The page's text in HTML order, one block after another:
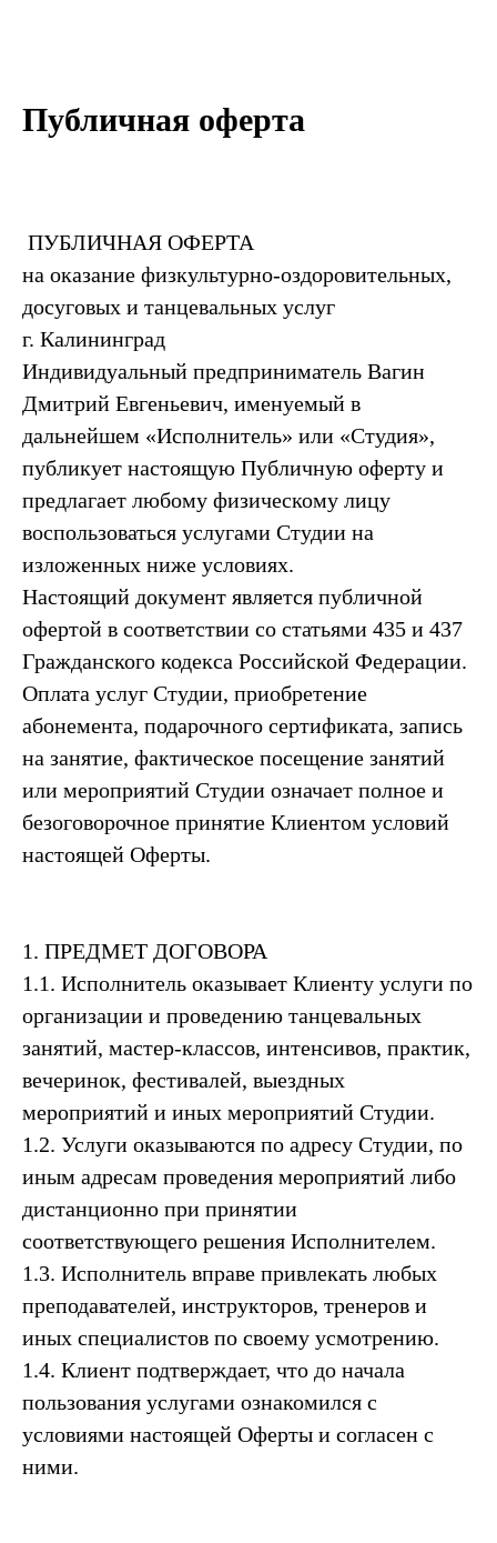
Публичная оферта
ПУБЛИЧНАЯ ОФЕРТА
на оказание физкультурно-оздоровительных,
досуговых и танцевальных услуг
г. Калининград
Индивидуальный предприниматель Вагин
Дмитрий Евгеньевич, именуемый в
дальнейшем «Исполнитель» или «Студия»,
публикует настоящую Публичную оферту и
предлагает любому физическому лицу
воспользоваться услугами Студии на
изложенных ниже условиях.
Настоящий документ является публичной
офертой в соответствии со статьями 435 и 437
Гражданского кодекса Российской Федерации.
Оплата услуг Студии, приобретение
абонемента, подарочного сертификата, запись
на занятие, фактическое посещение занятий
или мероприятий Студии означает полное и
безоговорочное принятие Клиентом условий
настоящей Оферты.
1. ПРЕДМЕТ ДОГОВОРА
1.1. Исполнитель оказывает Клиенту услуги по
организации и проведению танцевальных
занятий, мастер-классов, интенсивов, практик,
вечеринок, фестивалей, выездных
мероприятий и иных мероприятий Студии.
1.2. Услуги оказываются по адресу Студии, по
иным адресам проведения мероприятий либо
дистанционно при принятии
соответствующего решения Исполнителем.
1.3. Исполнитель вправе привлекать любых
преподавателей, инструкторов, тренеров и
иных специалистов по своему усмотрению.
1.4. Клиент подтверждает, что до начала
пользования услугами ознакомился с
условиями настоящей Оферты и согласен с
ними.